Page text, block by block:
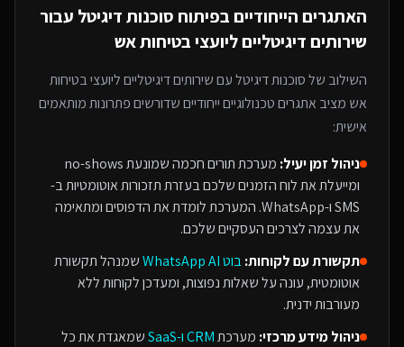
האתגרים הייחודיים בפיתוח סוכנות דיגיטל עבור
שירותים דיגיטליים ליועצי בטיחות אש
השילוב שלסוכנות דיגיטלעםשירותים דיגיטליים ליועצי בטיחות
אש מציב אתגרים טכנולוגיים ייחודיים שדורשים פתרונות מותאמים
אישית:
ניהול זמן יעיל:
מערכת תורים חכמה שמונעת no-shows
ומייעלת את לוח הזמנים שלכם בעזרת תזכורות אוטומטיות ב-
SMS ו-WhatsApp. המערכת לומדת את הדפוסים ומתאימה
את עצמה לצרכים העסקיים שלכם.
תקשורת עם לקוחות:בוט WhatsApp AI
שמנהל תקשורת
אוטומטית, עונה על שאלות נפוצות, ומעדכן לקוחות ללא
מעורבות ידנית.
ניהול מידע מרכזי: מערכתCRM ו-SaaS
שמאגדת את כל